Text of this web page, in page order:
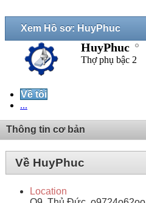
Xem Hồ sơ: HuyPhuc
HuyPhuc
Thợ phụ bậc 2
Về tôi
...
Thông tin cơ bản
Về HuyPhuc
Location